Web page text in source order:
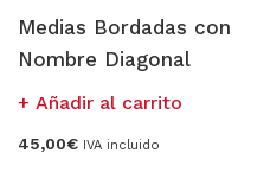
OUTLET FALLERA
¡No te pierdas nuestras
Medias Bordadas con
Nombre Diagonal
Añadir al carrito
45,00€ IVA incluido